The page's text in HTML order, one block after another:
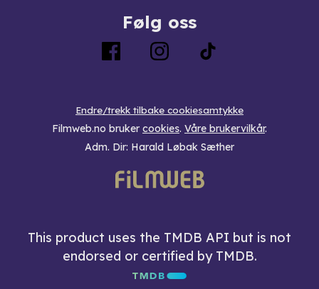
Følg oss
Endre/trekk tilbake cookiesamtykke
Filmweb.no bruker cookies. Våre brukervilkår.
Adm. Dir: Harald Løbak Sæther
This product uses the TMDB API but is not
endorsed or certified by TMDB.